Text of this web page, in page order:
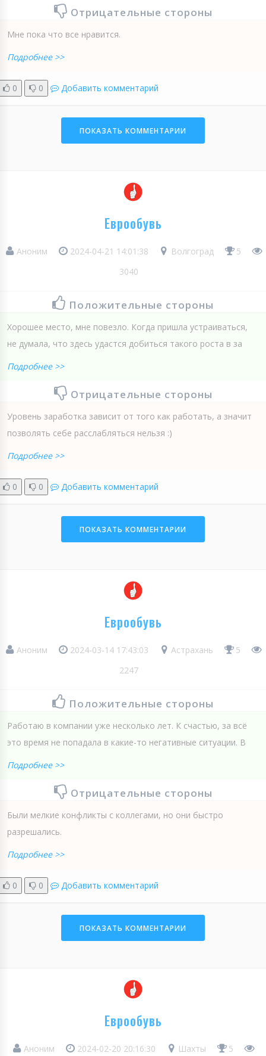
Отрицательные стороны
Мне пока что все нравится.
Подробнее >>
0 0 Добавить комментарий
ПОКАЗАТЬ КОММЕНТАРИИ
Еврообувь
Аноним 2024-04-21 14:01:38 Волгоград
5
3040
Положительные стороны
Хорошее место, мне повезло. Когда пришла устраиваться,
не думала, что здесь удастся добиться такого роста в за
Подробнее >>
Отрицательные стороны
Уровень заработка зависит от того как работать, а значит
позволять себе расслабляться нельзя :)
Подробнее >>
0 0 Добавить комментарий
ПОКАЗАТЬ КОММЕНТАРИИ
Еврообувь
Аноним 2024-03-14 17:43:03 Астрахань
5
2247
Положительные стороны
Работаю в компании уже несколько лет. К счастью, за всё
это время не попадала в какие-то негативные ситуации. В
Подробнее >>
Отрицательные стороны
Были мелкие конфликты с коллегами, но они быстро
разрешались.
Подробнее >>
0 0 Добавить комментарий
ПОКАЗАТЬ КОММЕНТАРИИ
Еврообувь
Аноним 2024-02-20 20:16:30 Шахты
5